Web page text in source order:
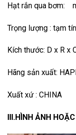
Hạt rắn qua bơm:
Trọng lượng : tạm
Kích thước: D x R x
Hãng sản xuất:
Xuất xứ : CHINA
III.HÌNH ẢNH